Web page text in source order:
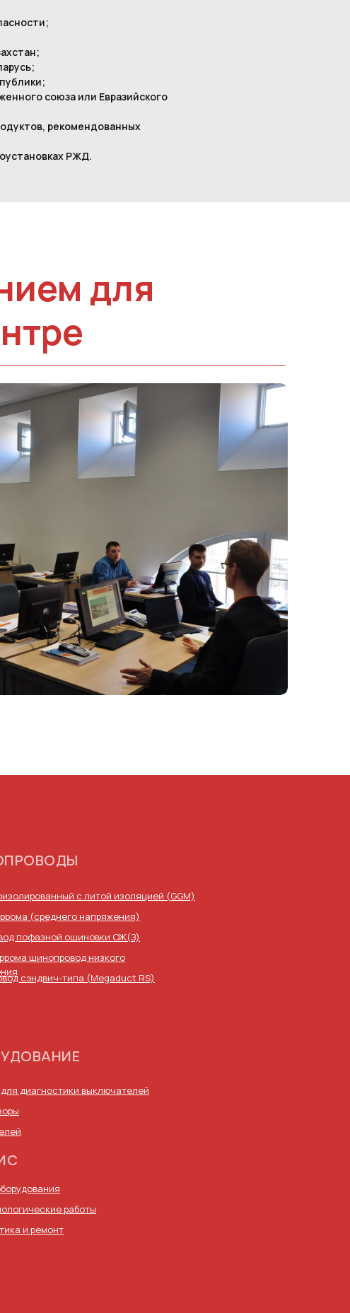
союза или Евразийского
рекомендованных
РЖД.
для
(среднего напряжения)
с литой изоляцией (GGM)
работы
и ремонт
диагностики выключателей
сэндвич-типа (Megaduct RS)
шинопровод низкого
пофазной ошиновки ОЖ(З)